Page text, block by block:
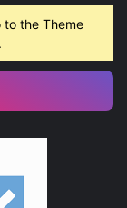
to the Theme